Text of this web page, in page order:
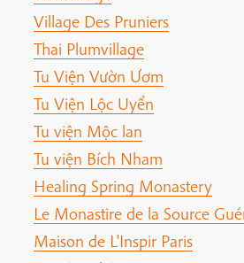
Village Des Pruniers
Thai Plumvillage
Tu Viện Vườn Ươm
Tu Viện Lộc Uyển
Tu viện Mộc lan
Tu viện Bích Nham
Healing Spring Monastery
Le Monastire de la Source
Maison de L'Inspir Paris